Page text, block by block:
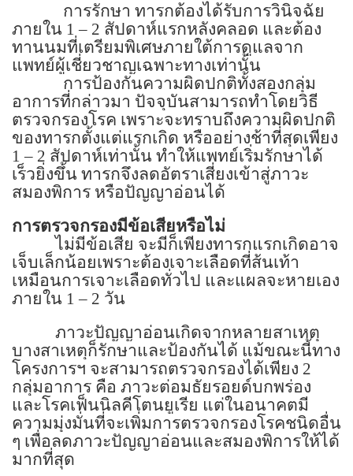
การรักษา ทารกต้องได้รับการวินิจฉัย
ภายใน 1 – 2 สัปดาห์แรกหลังคลอด และต้อง
ทานนมที่เตรียมพิเศษภายใต้การดูแลจาก
แพทย์ผู้เชี่ยวชาญเฉพาะทางเท่านั้น
การป้องกันความผิดปกติทั้งสองกลุ่ม
อาการที่กล่าวมา ปัจจุบันสามารถทำโดยวิธี
ตรวจกรองโรค เพราะจะทราบถึงความผิดปกติ
ของทารกตั้งแต่แรกเกิด หรืออย่างช้าที่สุดเพียง
1 – 2 สัปดาห์เท่านั้น ทำให้แพทย์เริ่มรักษาได้
เร็วยิ่งขึ้น ทารกจึงลดอัตราเสี่ยงเข้าสู่ภาวะ
สมองพิการ หรือปัญญาอ่อนได้
การตรวจกรองมีข้อเสียหรือไม่
ไม่มีข้อเสีย จะมีก็เพียงทารกแรกเกิดอาจ
เจ็บเล็กน้อยเพราะต้องเจาะเลือดที่ส้นเท้า
เหมือนการเจาะเลือดทั่วไป และแผลจะหายเอง
ภายใน 1 – 2 วัน
ภาวะปัญญาอ่อนเกิดจากหลายสาเหตุ
บางสาเหตุก็รักษาและป้องกันได้ แม้ขณะนี้ทาง
โครงการฯ จะสามารถตรวจกรองได้เพียง 2
กลุ่มอาการ คือ ภาวะต่อมธัยรอยด์บกพร่อง
และโรคเฟ็นนิลคีโตนยูเรีย แต่ในอนาคตมี
ความมุ่งมั่นที่จะเพิ่มการตรวจกรองโรคชนิดอื่น
ๆ เพื่อลดภาวะปัญญาอ่อนและสมองพิการให้ได้
มากที่สุด